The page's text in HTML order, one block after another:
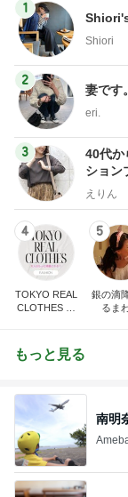
1
Shiori
2
妻です
eri.
3
40代か
ション
えりん
4
TOKYO REAL
CLOTHES 大
5
銀の滴
るま
もっと見る
南明